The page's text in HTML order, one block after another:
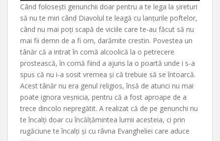
Când folosești genunchii doar pentru a te lega la șireturi
să nu te miri când Diavolul te leagă cu lanțurile poftelor,
când nu mai poți scapă de viciile care te-au făcut să nu
mai fii demn de a fi om, darămite crestin. Povestea un
tânăr că a intrat în comă alcoolică la o petrecere
prostească, în comă fiind a ajuns la o poartă unde i s-a
spus că nu i-a sosit vremea și că trebuie să se întoarcă.
Acest tânăr nu era genul religios, însă de atunci nu mai
poate ignora veșnicia, pentru că a fost aproape de a
trece dincolo nepregătit. A realizat că de pe genunchi nu
te încalți doar cu încălțămintea lumii acesteia, ci prin
rugăciune te încalți și cu râvna Evangheliei care aduce